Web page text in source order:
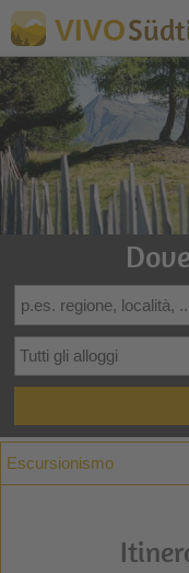
VIVO
Escursionismo